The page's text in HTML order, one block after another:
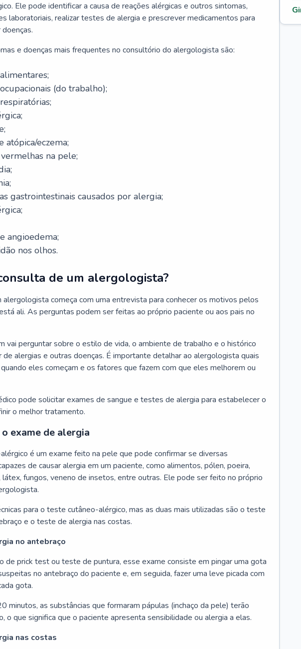
Ele pode identificar a causa de reações alérgicas e outros sintomas,
laboratoriais, realizar testes de alergia e prescrever medicamentos para
e doenças mais frequentes no consultório do alergologista são:
(do trabalho);
atópica/eczema;
na pele;
gastrointestinais causados por alergia;
angioedema;
nos olhos.
de um alergologista?
alergologista começa com uma entrevista para conhecer os motivos pelos
ali. As perguntas podem ser feitas ao próprio paciente ou aos pais no
vai perguntar sobre o estilo de vida, o ambiente de trabalho e o histórico
de alergias e outras doenças. É importante detalhar ao alergologista quais
eles começam e os fatores que fazem com que eles melhorem ou
pode solicitar exames de sangue e testes de alergia para estabelecer o
o melhor tratamento.
exame de alergia
é um exame feito na pele que pode confirmar se diversas
de causar alergia em um paciente, como alimentos, pólen, poeira,
látex, fungos, veneno de insetos, entre outras. Ele pode ser feito no próprio
para o teste cutâneo-alérgico, mas as duas mais utilizadas são o teste
e o teste de alergia nas costas.
no antebraço
de prick test ou teste de puntura, esse exame consiste em pingar uma gota
no antebraço do paciente e, em seguida, fazer uma leve picada com
gota.
minutos, as substâncias que formaram pápulas (inchaço da pele) terão
o que significa que o paciente apresenta sensibilidade ou alergia a elas.
nas costas